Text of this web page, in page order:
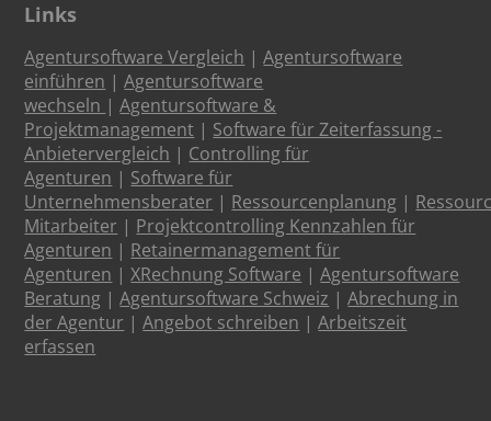
Links
Agentursoftware Vergleich |Agentursoftware
einführen |Agentursoftware
wechseln |Agentursoftware &
Projektmanagement | Software für Zeiterfassung -
Anbietervergleich | Controlling für
Agenturen | Software für
Unternehmensberater | Ressourcenplanung |
Mitarbeiter | Projektcontrolling Kennzahlen für
Agenturen | Retainermanagement für
Agenturen |XRechnung Software |Agentursoftware
Beratung |Agentursoftware Schweiz |Abrechung in
der Agentur |Angebot schreiben |Arbeitszeit
erfassen